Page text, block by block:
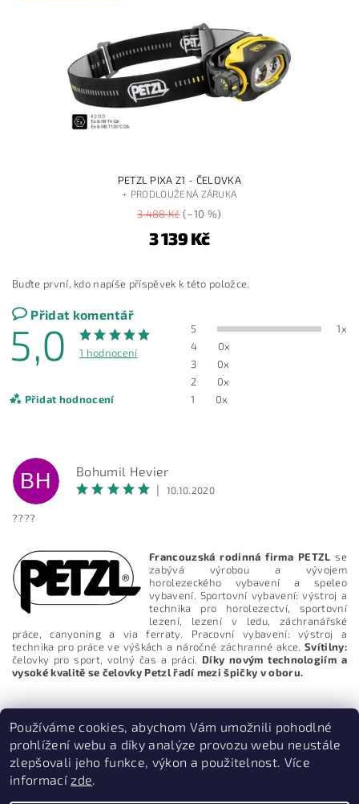
PETZL PIXA Z1 - ČELOVKA
+ PRODLOUŽENÁ ZÁRUKA
3 488 Kč(–10 %)
3 139 Kč
Buďte první, kdo napíše příspěvek k této položce.
Přidat komentář
5,0 1 hodnocení
Přidat hodnocení
5
1x
4
0x
3
0x
2
0x
1
0x
Vložením hodnocení souhlasíte spodmínkami ochrany
osobních údajů
BH
Bohumil Hevier
|
10.10.2020
????
Francouzská rodinná firma PETZL se
zabývá výrobou a vývojem
horolezeckého vybavení a speleo
vybavení. Sportovní vybavení: výstroj a
technika pro horolezectví, sportovní
lezení, lezení v ledu, záchranářské
práce, canyoning a via ferraty. Pracovní vybavení: výstroj a
technika pro práce ve výškách a náročné záchranné akce.Svítilny:
čelovky pro sport, volný čas a práci. Díky novým technologiím a
vysoké kvalitě se čelovky Petzl řadí mezi špičky v oboru.
PruvodceNakopce.Cz
Používáme cookies, abychom Vám umožnili pohodlné
prohlížení webu a díky analýze provozu webu neustále
zlepšovali jeho funkce, výkon a použitelnost. Více
informacízde.